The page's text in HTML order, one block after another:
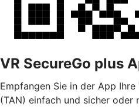
VR SecureGo plus
Empfangen Sie in der App
(TAN) einfach und sicher oder